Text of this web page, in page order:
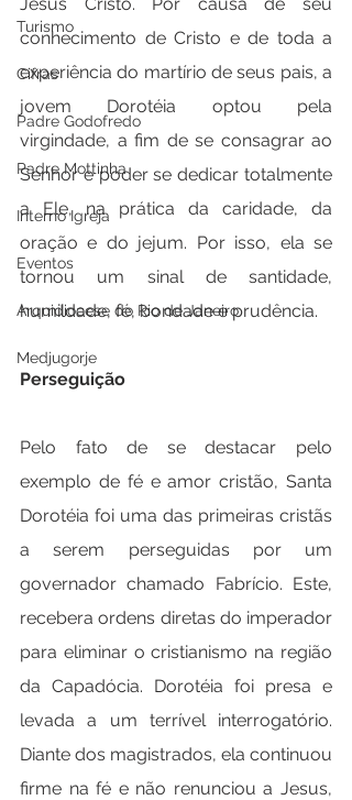
Turismo
Cifras
Padre Godofredo
Padre Mottinha
Interno Igreja
Eventos
Arquidiocese do Rio de Janeiro
Medjugorje
conhecimento de Cristo e de toda a
experiência do martírio de seus pais, a
jovem Dorotéia optou pela
virgindade, a fim de se consagrar ao
Senhor e poder se dedicar totalmente
a Ele, na prática da caridade, da
oração e do jejum. Por isso, ela se
tornou um sinal de santidade,
humildade, fé, bondade e prudência.
Perseguição
Pelo fato de se destacar pelo
exemplo de fé e amor cristão, Santa
Dorotéia foi uma das primeiras cristãs
a serem perseguidas por um
governador chamado Fabrício. Este,
recebera ordens diretas do imperador
para eliminar o cristianismo na região
da Capadócia. Dorotéia foi presa e
levada a um terrível interrogatório.
Diante dos magistrados, ela continuou
firme na fé e não renunciou a Jesus,